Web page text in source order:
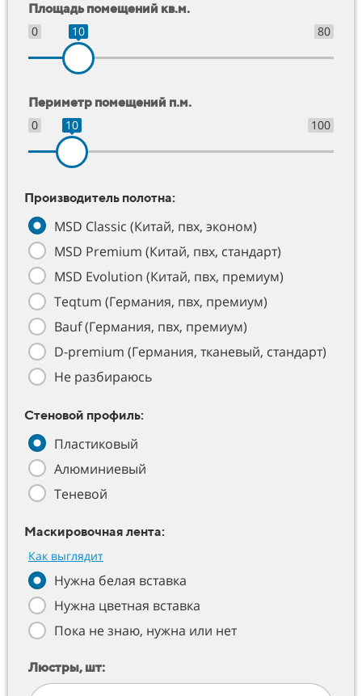
Площадь помещений кв.м.
0
80
10
Периметр помещений п.м.
0
100
10
Производитель полотна:
MSD Classic (Китай, пвх, эконом)
MSD Premium (Китай, пвх, стандарт)
MSD Evolution (Китай, пвх, премиум)
Teqtum (Германия, пвх, премиум)
Bauf (Германия, пвх, премиум)
D-premium (Германия, тканевый, стандарт)
Не разбираюсь
Стеновой профиль:
Пластиковый
Алюминиевый
Теневой
Маскировочная лента:
Как выглядит
Нужна белая вставка
Нужна цветная вставка
Пока не знаю, нужна или нет
Люстры, шт: